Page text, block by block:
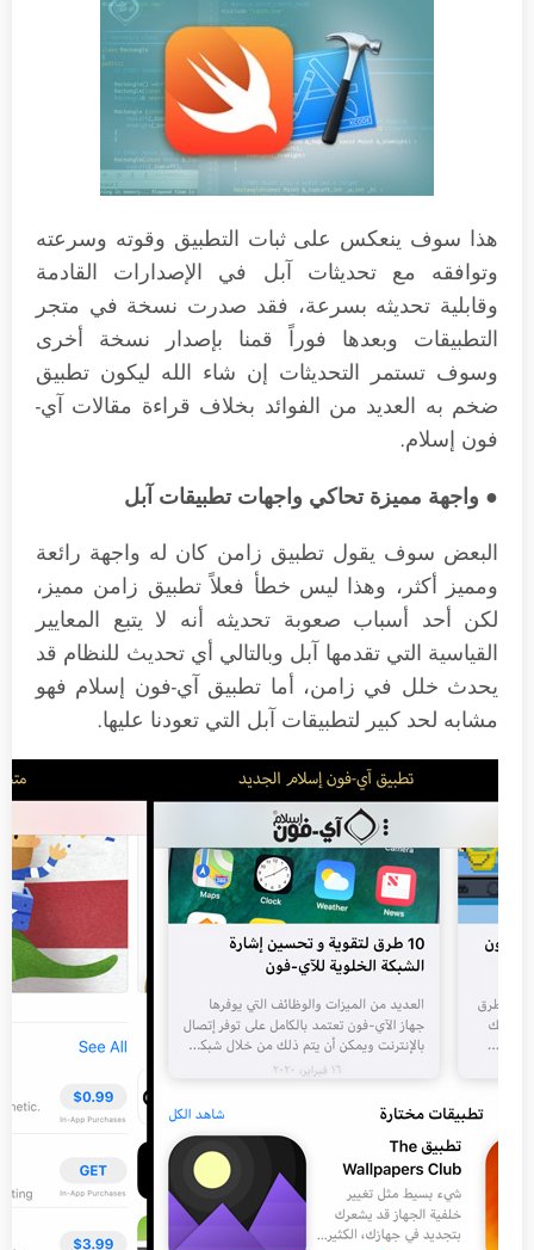
هذا سوف ينعكس على ثبات التطبيق وقوته وسرعته
وتوافقه مع تحديثات آبل في الإصدارات القادمة
وقابلية تحديثه بسرعة، فقد صدرت نسخة في متجر
التطبيقات وبعدها فوراً قمنا بإصدار نسخة أخرى
وسوف تستمر التحديثات إن شاء الله ليكون تطبيق
ضخم به العديد من الفوائد بخلاف قراءة مقالات آي-
فون إسلام.
● واجهة مميزة تحاكي واجهات تطبيقات آبل
البعض سوف يقول تطبيق زامن كان له واجهة رائعة
ومميز أكثر، وهذا ليس خطأ فعلاً تطبيق زامن مميز،
لكن أحد أسباب صعوبة تحديثه أنه لا يتبع المعايير
القياسية التي تقدمها آبل وبالتالي أي تحديث للنظام قد
يحدث خلل في زامن، أما تطبيق آي-فون إسلام فهو
مشابه لحد كبير لتطبيقات آبل التي تعودنا عليها.